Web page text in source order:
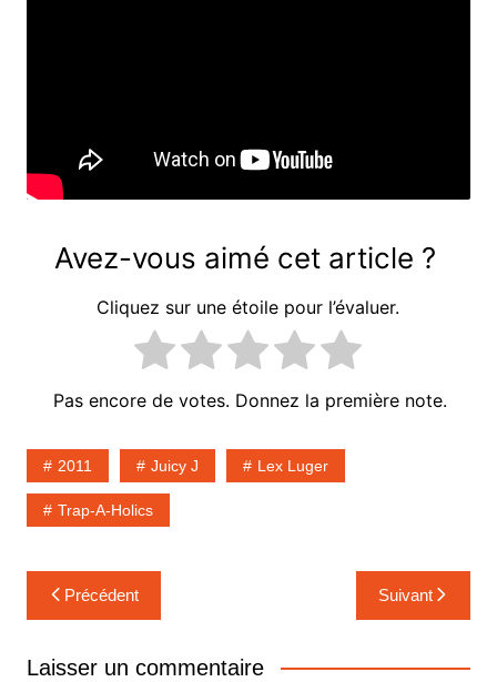
Avez-vous aimé cet article ?
Cliquez sur une étoile pour l’évaluer.
Pas encore de votes. Donnez la première note.
2011 Juicy J Lex Luger
Trap-A-Holics
Navigation
de
l’article
Précédent Suivant
Laisser un commentaire